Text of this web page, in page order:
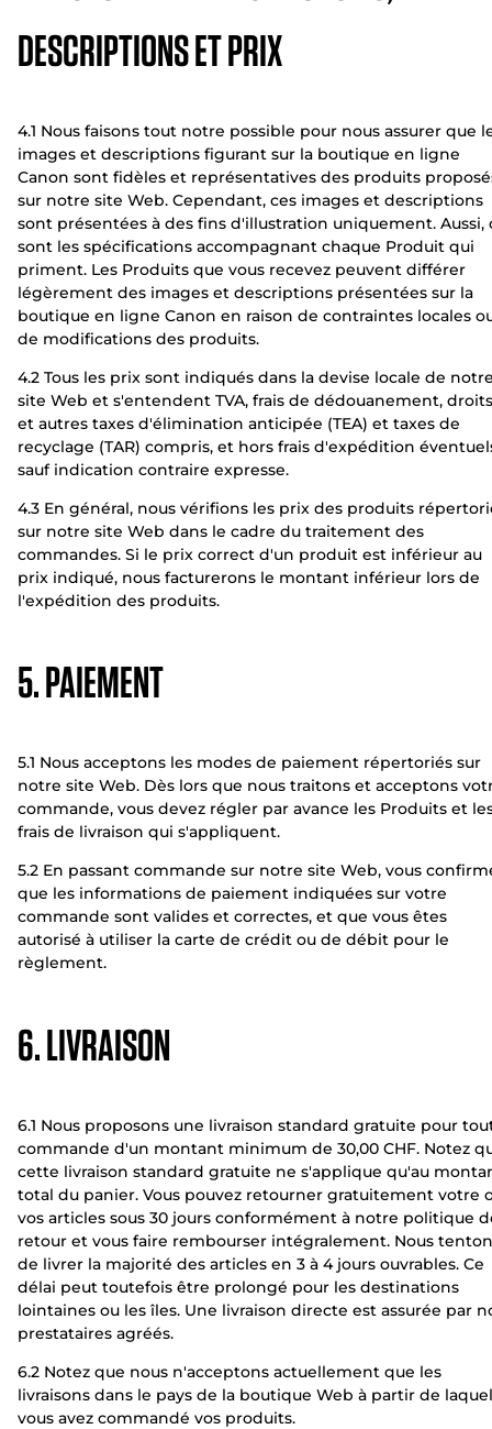
DESCRIPTIONS ET PRIX
4.1 Nous faisons tout notre possible pour nous assurer que
images et descriptions figurant sur la boutique en ligne
Canon sont fidèles et représentatives des produits
sur notre site Web. Cependant, ces images et descriptions
sont présentées à des fins d'illustration uniquement. Aussi,
sont les spécifications accompagnant chaque Produit qui
priment. Les Produits que vous recevez peuvent différer
légèrement des images et descriptions présentées sur la
boutique en ligne Canon en raison de contraintes locales
de modifications des produits.
4.2 Tous les prix sont indiqués dans la devise locale de
site Web et s'entendent TVA, frais de dédouanement, droits
et autres taxes d'élimination anticipée (TEA) et taxes de
recyclage (TAR) compris, et hors frais d'expédition
sauf indication contraire expresse.
4.3 En général, nous vérifions les prix des produits
sur notre site Web dans le cadre du traitement des
commandes. Si le prix correct d'un produit est inférieur au
prix indiqué, nous facturerons le montant inférieur lors de
l'expédition des produits.
5. PAIEMENT
5.1 Nous acceptons les modes de paiement répertoriés sur
notre site Web. Dès lors que nous traitons et acceptons
commande, vous devez régler par avance les Produits et
frais de livraison qui s'appliquent.
5.2 En passant commande sur notre site Web, vous
que les informations de paiement indiquées sur votre
commande sont valides et correctes, et que vous êtes
autorisé à utiliser la carte de crédit ou de débit pour le
règlement.
6. LIVRAISON
6.1 Nous proposons une livraison standard gratuite pour
commande d'un montant minimum de 30,00 CHF. Notez
cette livraison standard gratuite ne s'applique qu'au
total du panier. Vous pouvez retourner gratuitement votre
vos articles sous 30 jours conformément à notre politique
retour et vous faire rembourser intégralement. Nous
de livrer la majorité des articles en 3 à 4 jours ouvrables. Ce
délai peut toutefois être prolongé pour les destinations
lointaines ou les îles. Une livraison directe est assurée par
prestataires agréés.
6.2 Notez que nous n'acceptons actuellement que les
livraisons dans le pays de la boutique Web à partir de
vous avez commandé vos produits.